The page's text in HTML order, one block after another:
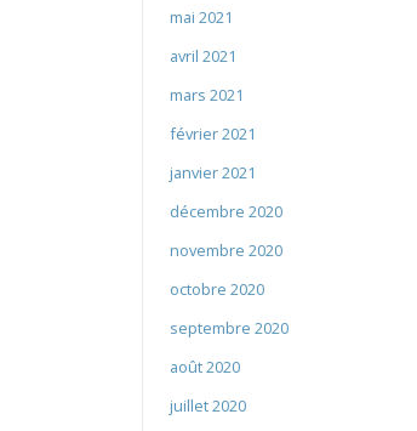
mai 2021
avril 2021
mars 2021
février 2021
janvier 2021
décembre 2020
novembre 2020
octobre 2020
septembre 2020
août 2020
juillet 2020